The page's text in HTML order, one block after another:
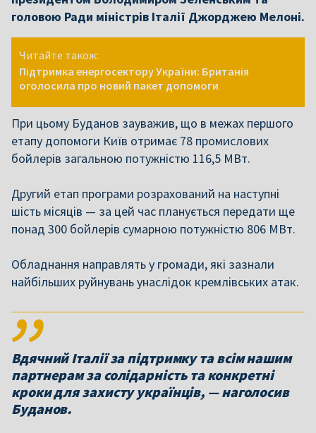
головою Ради міністрів Італії Джорджею Мелоні.
Читайте також:
Підтримка енергосектору України: Британія
оголосила про новий пакет допомоги
При цьому Буданов зауважив, що в межах першого
етапу допомоги Київ отримає 78 промислових
бойлерів загальною потужністю 116,5 МВт.
Другий етап програми розрахований на наступні
шість місяців — за цей час планується передати ще
понад 300 бойлерів сумарною потужністю 806 МВт.
Обладнання направлять у громади, які зазнали
найбільших руйнувань унаслідок кремлівських атак.
Вдячний Італії за підтримку та всім нашим
партнерам за солідарність та конкретні
кроки для захисту українців, — наголосив
Буданов.